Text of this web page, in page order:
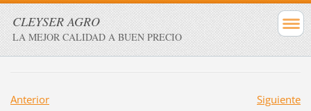
CLEYSER AGRO
LA MEJOR CALIDAD A BUEN PRECIO
Anterior
Siguiente